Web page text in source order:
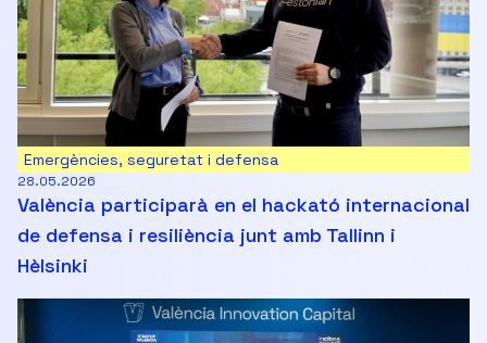
Emergències, seguretat i defensa
28.05.2026
València participarà en el hackató internacional
de defensa i resiliència junt amb Tallinn i
Hèlsinki